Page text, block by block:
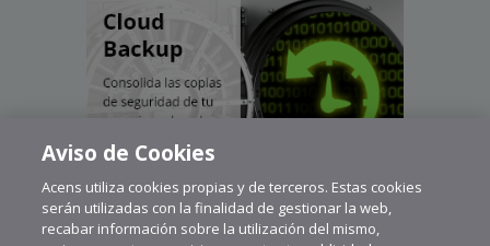
Aviso de Cookies
Acens utiliza cookies propias y de terceros. Estas cookies
serán utilizadas con la finalidad de gestionar la web,
recabar información sobre la utilización del mismo,